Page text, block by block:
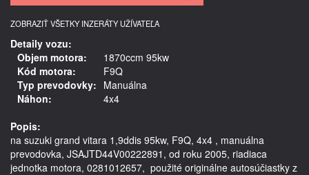
ZOBRAZIŤ VŠETKY INZERÁTY UŽÍVATEĽA
Detaily vozu:
Objem motora:
1870ccm 95kw
Kód motora:
F9Q
Typ prevodovky: Manuálna
Náhon:
4x4
Popis:
na suzuki grand vitara 1,9ddis 95kw, F9Q, 4x4 , manuálna
prevodovka, JSAJTD44V00222891, od roku 2005, riadiaca
jednotka motora, 0281012657,  použité originálne autosúčiastky z